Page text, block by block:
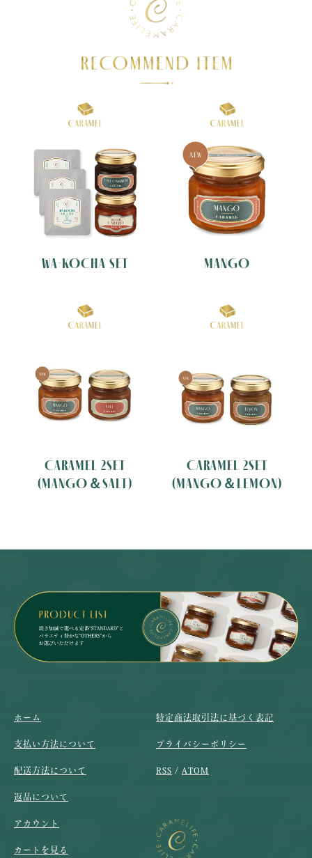
WA-KOCHA SET MANGO
CARAMEL 2SET
(MANGO＆SALT)
CARAMEL 2SET
(MANGO＆LEMON)
ホーム
支払い方法について
配送方法について
返品について
特定商法取引法に基づく表記
プライバシーポリシー
RSS / ATOM
アカウント
カートを見る